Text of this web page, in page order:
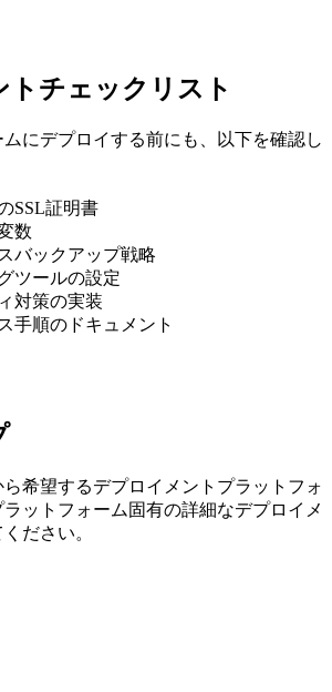
トチェックリスト
にデプロイする前にも、以下を確認し
SSL証明書
数
バックアップ戦略
ツールの設定
対策の実装
手順のドキュメント
希望するデプロイメントプラットフォ
ットフォーム固有の詳細なデプロイメ
ださい。